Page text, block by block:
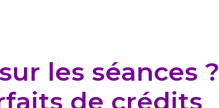
les séances ?
de crédits